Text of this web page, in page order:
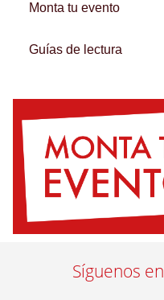
Monta tu evento
Guías de lectura
Síguenos en